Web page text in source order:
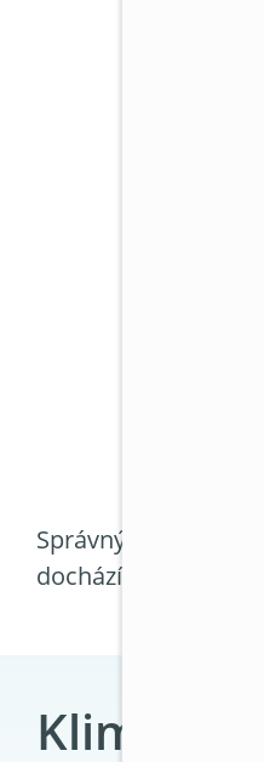
Správný návrh
dochází často k